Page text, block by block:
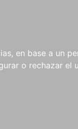
en base a un
o rechazar el